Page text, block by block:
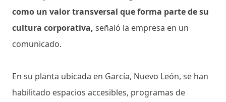
como un valor transversal que forma parte de su
cultura corporativa, señaló la empresa en un
comunicado.
En su planta ubicada en García, Nuevo León, se han
habilitado espacios accesibles, programas de